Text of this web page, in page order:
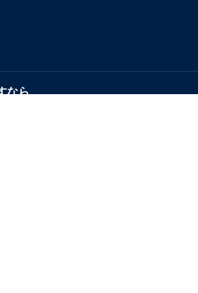
なら